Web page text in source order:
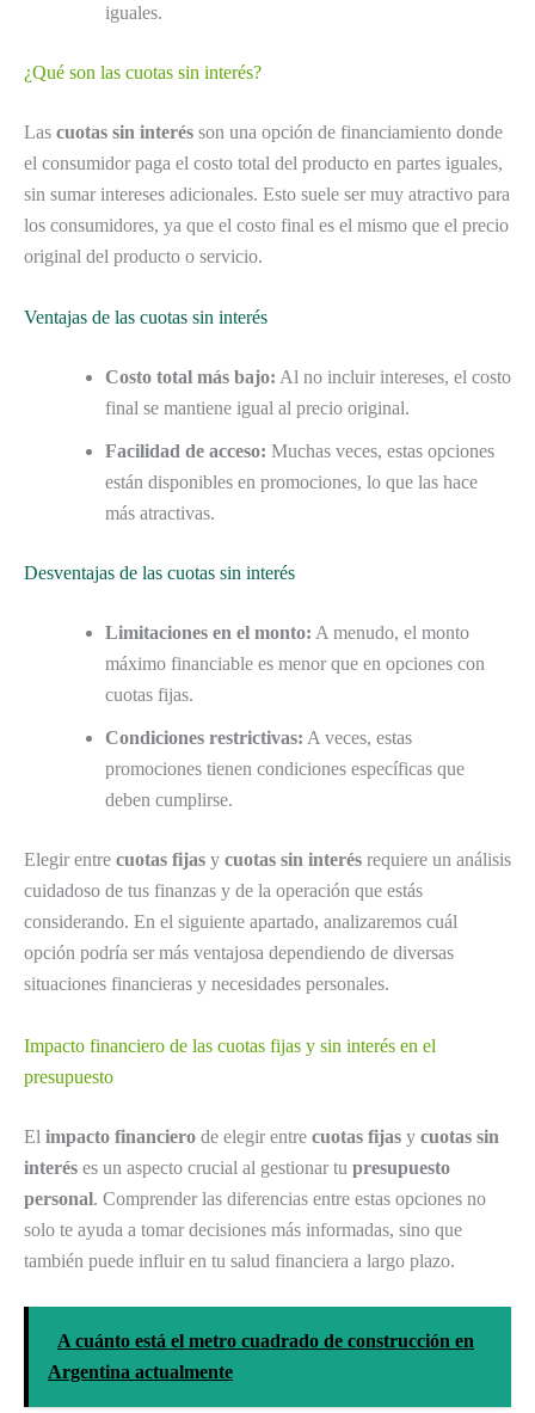
iguales.
¿Qué son las cuotas sin interés?
Las cuotas sin interés son una opción de financiamiento donde
el consumidor paga el costo total del producto en partes iguales,
sin sumar intereses adicionales. Esto suele ser muy atractivo para
los consumidores, ya que el costo final es el mismo que el precio
original del producto o servicio.
Ventajas de las cuotas sin interés
Costo total más bajo: Al no incluir intereses, el costo
final se mantiene igual al precio original.
Facilidad de acceso: Muchas veces, estas opciones
están disponibles en promociones, lo que las hace
más atractivas.
Desventajas de las cuotas sin interés
Limitaciones en el monto: A menudo, el monto
máximo financiable es menor que en opciones con
cuotas fijas.
Condiciones restrictivas: A veces, estas
promociones tienen condiciones específicas que
deben cumplirse.
Elegir entre cuotas fijas y cuotas sin interés requiere un análisis
cuidadoso de tus finanzas y de la operación que estás
considerando. En el siguiente apartado, analizaremos cuál
opción podría ser más ventajosa dependiendo de diversas
situaciones financieras y necesidades personales.
Impacto financiero de las cuotas fijas y sin interés en el
presupuesto
El impacto financiero de elegir entre cuotas fijas y cuotas sin
interés es un aspecto crucial al gestionar tu presupuesto
personal. Comprender las diferencias entre estas opciones no
solo te ayuda a tomar decisiones más informadas, sino que
también puede influir en tu salud financiera a largo plazo.
A cuánto está el metro cuadrado de construcción en
Argentina actualmente